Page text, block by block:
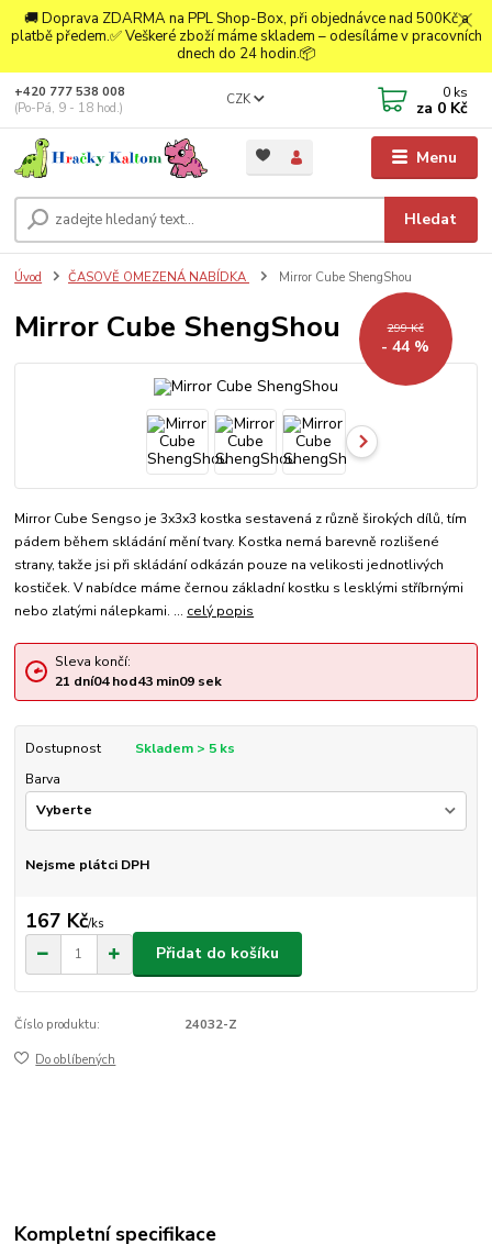
🚚 Doprava ZDARMA na PPL Shop-Box, při objednávce nad 500Kč a
platbě předem.✅ Veškeré zboží máme skladem – odesíláme v pracovních
dnech do 24 hodin.📦
Menu
CZK
Hledat
+420 777 538 008
(Po-Pá, 9 - 18 hod.)
0 ks
za 0 Kč
Úvod ČASOVĚ OMEZENÁ NABÍDKA Mirror Cube ShengShou
Mirror Cube ShengShou 299 Kč
- 44 %
Mirror Cube Sengso je 3x3x3 kostka sestavená z různě širokých dílů, tím
pádem během skládání mění tvary. Kostka nemá barevně rozlišené
strany, takže jsi při skládání odkázán pouze na velikosti jednotlivých
kostiček. V nabídce máme černou základní kostku s lesklými stříbrnými
nebo zlatými nálepkami. ... celý popis
Sleva končí:
21 dní04hod43min09sek
Dostupnost
Skladem > 5 ks
Barva
Nejsme plátci DPH
167 Kč/ks
Přidat do košíku
Číslo produktu: 24032-Z
Do oblíbených
Kompletní specifikace